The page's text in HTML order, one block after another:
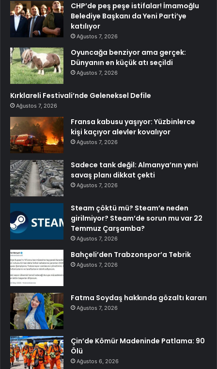
CHP’de peş peşe istifalar! İmamoğlu
Belediye Başkanı da Yeni Parti’ye
katılıyor
Ağustos 7, 2026
Oyuncağa benziyor ama gerçek:
Dünyanın en küçük atı seçildi
Ağustos 7, 2026
Kırklareli Festivali’nde Geleneksel Defile
Ağustos 7, 2026
Fransa kabusu yaşıyor: Yüzbinlerce
kişi kaçıyor alevler kovalıyor
Ağustos 7, 2026
Sadece tank değil: Almanya’nın yeni
savaş planı dikkat çekti
Ağustos 7, 2026
Steam çöktü mü? Steam’e neden
girilmiyor? Steam’de sorun mu var 22
Temmuz Çarşamba?
Ağustos 7, 2026
Bahçeli’den Trabzonspor’a Tebrik
Ağustos 7, 2026
Fatma Soydaş hakkında gözaltı kararı
Ağustos 7, 2026
Çin’de Kömür Madeninde Patlama: 90
Ölü
Ağustos 6, 2026